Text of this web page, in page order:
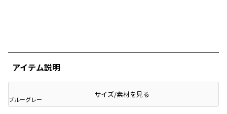
ブルーグレー
アイテム説明
サイズ/素材を見る